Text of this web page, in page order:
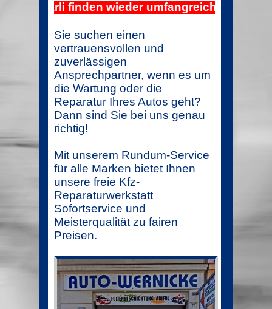
der Karli finden wieder umfangreiche
Sie suchen einen
vertrauensvollen und
zuverlässigen
Ansprechpartner, wenn es um
die Wartung oder die
Reparatur Ihres Autos geht?
Dann sind Sie bei uns genau
richtig!
Mit unserem Rundum-Service
für alle Marken bietet Ihnen
unsere freie Kfz-
Reparaturwerkstatt
Sofortservice und
Meisterqualität zu fairen
Preisen.